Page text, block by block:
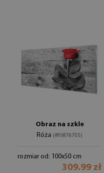
Obraz na szkle
Róża (#95876705)
rozmiar od: 100x50 cm
309.99 zł